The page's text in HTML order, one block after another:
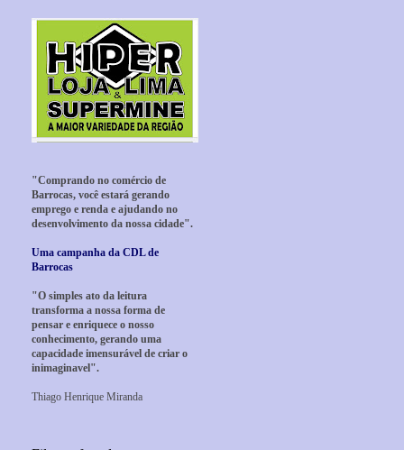
"Comprando no comércio de
Barrocas, você estará gerando
emprego e renda e ajudando no
desenvolvimento da nossa cidade".
Uma campanha da CDL de
Barrocas
"O simples ato da leitura
transforma a nossa forma de
pensar e enriquece o nosso
conhecimento, gerando uma
capacidade imensurável de criar o
inimaginavel".
Thiago Henrique Miranda